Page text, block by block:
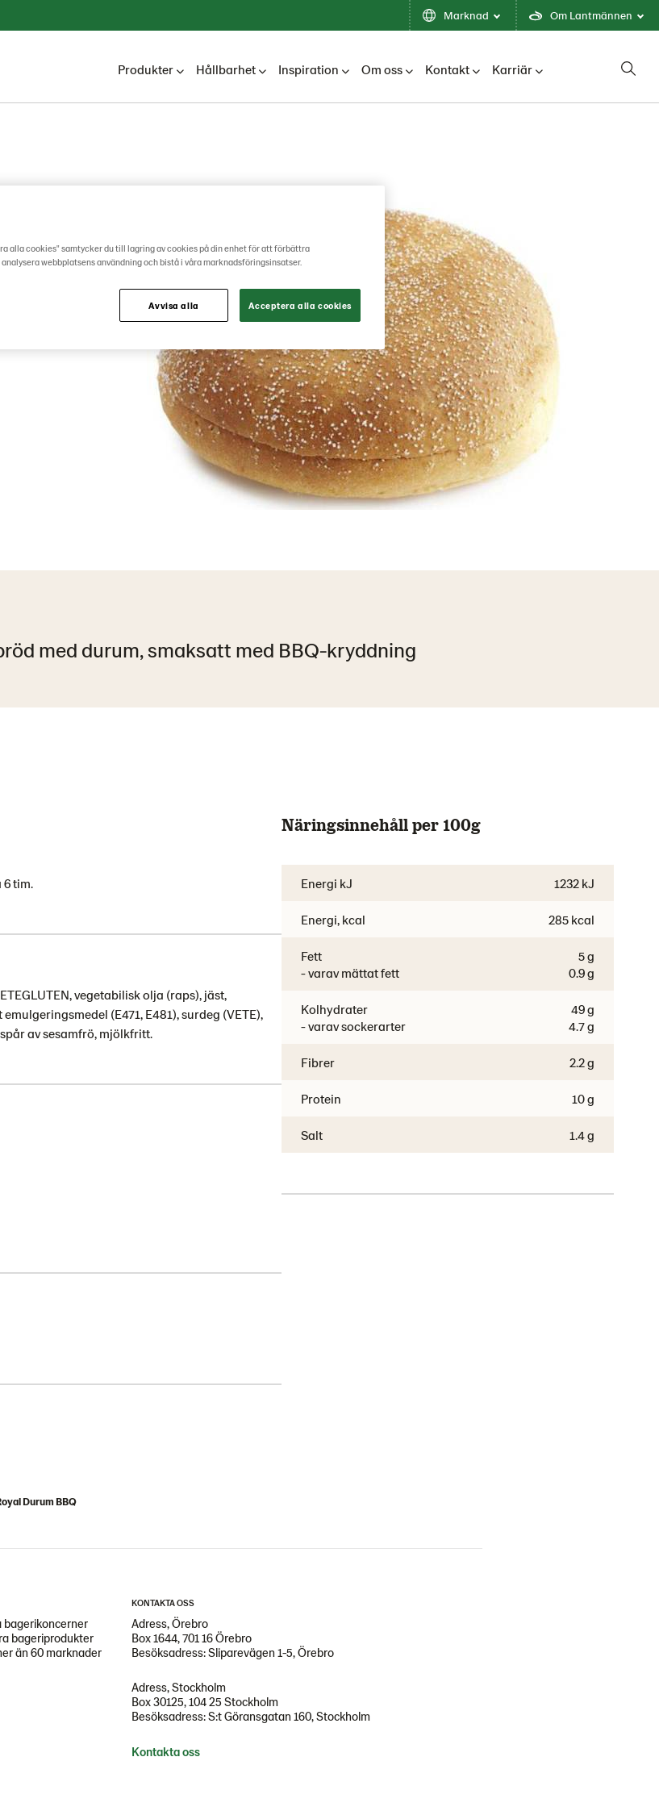
Marknad Om Lantmännen
Produkter Hållbarhet Inspiration Om oss Kontakt Karriär
med durum, smaksatt med BBQ-kryddning
tim.
vegetabilisk olja (raps), jäst,
(E471, E481), surdeg (VETE),
av sesamfrö, mjölkfritt.
Näringsinnehåll per 100g
Energi kJ 1232 kJ
Energi, kcal 285 kcal
Fett
- varav mättat fett
5 g
0.9 g
Kolhydrater
- varav sockerarter
49 g
4.7 g
Fibrer 2.2 g
Protein 10 g
Salt 1.4 g
Durum BBQ
bagerikoncerner
bageriprodukter
än 60 marknader
KONTAKTA OSS
Adress, Örebro
Box 1644, 701 16 Örebro
Besöksadress: Sliparevägen 1-5, Örebro
Adress, Stockholm
Box 30125, 104 25 Stockholm
Besöksadress: S:t Göransgatan 160, Stockholm
Kontakta oss
alla cookies" samtycker du till lagring av cookies på din enhet för att förbättra
webbplatsens användning och bistå i våra marknadsföringsinsatser.
Avvisa alla Acceptera alla cookies